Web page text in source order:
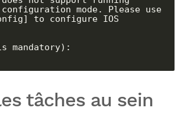
configuration mode. Please use
mandatory):
tâches au sein